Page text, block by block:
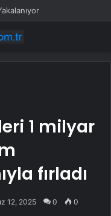
1 milyar
fırladı
12, 2025 0 0